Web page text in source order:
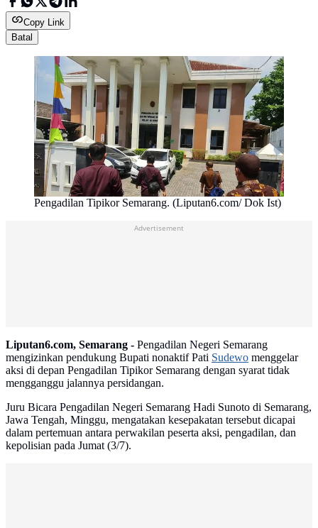
Copy Link
Batal
Pengadilan Tipikor Semarang. (Liputan6.com/ Dok Ist)
Advertisement
Liputan6.com, Semarang - Pengadilan Negeri Semarang
mengizinkan pendukung Bupati nonaktif Pati Sudewo menggelar
aksi di depan Pengadilan Tipikor Semarang dengan syarat tidak
mengganggu jalannya persidangan.
Juru Bicara Pengadilan Negeri Semarang Hadi Sunoto di Semarang,
Jawa Tengah, Minggu, mengatakan kesepakatan tersebut dicapai
dalam pertemuan antara perwakilan peserta aksi, pengadilan, dan
kepolisian pada Jumat (3/7).